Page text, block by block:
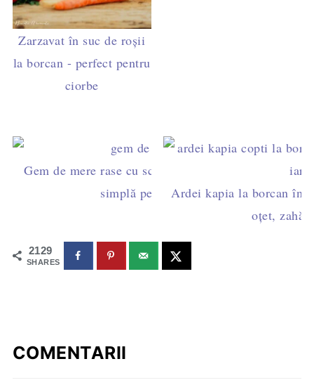
Zarzavat în suc de roșii
la borcan - perfect pentru
ciorbe
Gem de mere rase cu scorțișoară și rom - rețetă
simplă pentru iarnăArdei kapia la borcan în
oțet, zahăr
2129
SHARES
COMENTARII